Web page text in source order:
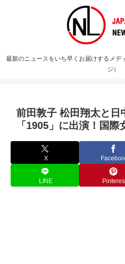
最新のニュースをいち早くお届けするメ
ジ）
前田敦子 松田翔太と日
「1905」に出演！国際
X
LINE